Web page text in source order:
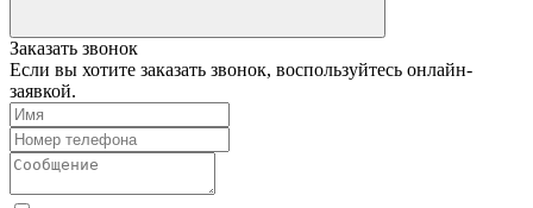
Заказать звонок
Если вы хотите заказать звонок, воспользуйтесь онлайн-
заявкой.